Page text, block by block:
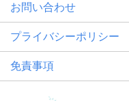
お問い合わせ
プライバシーポリシー
免責事項